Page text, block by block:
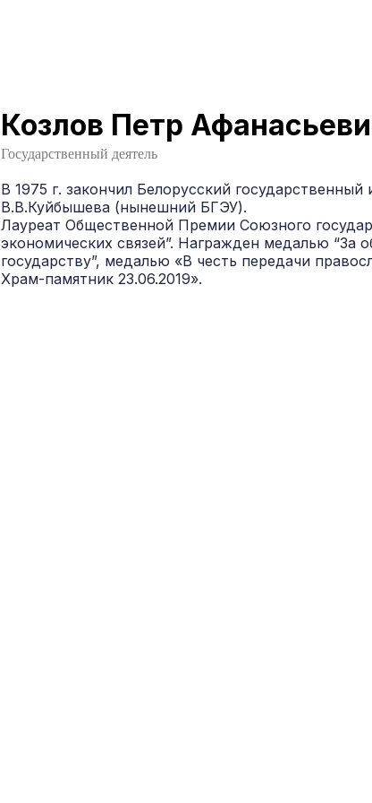
Козлов Петр
Государственный деятель
В 1975 г. закончил Белорусский
В.В.Куйбышева (нынешний БГЭУ).
Лауреат Общественной Премии Союзного
экономических связей”. Награжден медалью “За
государству”, медалью «В честь передачи
Храм-памятник 23.06.2019».